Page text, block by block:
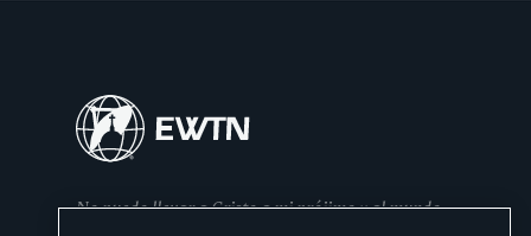
No puedo llevar a Cristo a mi prójimo y al mundo